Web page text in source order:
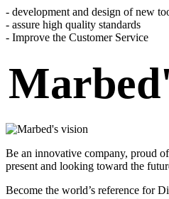
- development and design of new
- assure high quality standards
- Improve the Customer Service
Be an innovative company, proud
present and looking toward the
Become the world’s reference for